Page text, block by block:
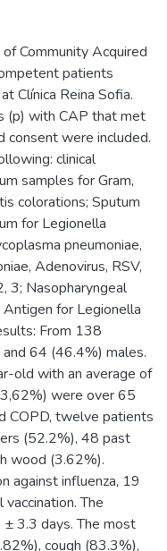
Community Acquired
patients
Clínica Reina Sofia.
(p) with CAP that met
consent were included.
clinical
samples for Gram,
colorations; Sputum
for Legionella
pneumoniae,
Adenovirus, RSV,
3; Nasopharyngeal
for Legionella
From 138
64 (46.4%) males.
old with an average of
were over 65
COPD, twelve patients
(52.2%), 48 past
wood (3.62%).
against influenza, 19
The
3.3 days. The most
cough (83.3%),